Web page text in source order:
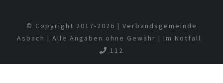
© Copyright 2017-2026 | Verbandsgemeinde
Asbach | Alle Angaben ohne Gewähr | Im Notfall:
112